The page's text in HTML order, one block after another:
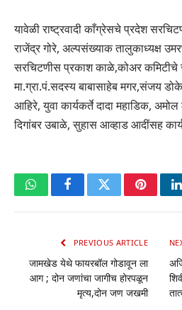
यावेळी राष्ट्रवादी काँग्रेसचे प्रदेश
राजेंद्र गोरे, अल्पसंख्याक तालुकाध्यक्ष
सरचिटणीस प्रकाश काळे,कोअर
मा.ग्रा.पं.सदस्य बाबासाहेब मगर,संजय
आहिरे, युवा कार्यकर्ते दादा महाडिक,
दिगांबर उबाळे, सुहास आव्हाड आदींसह
WhatsAppFacebookTwitter
PREVIOUS ARTICLE
जामखेड येथे फायरबॉल गोडावून ला
आग ; दोन जणांचा जागीच होरपळून
मृत्य,दोन जण जखमी